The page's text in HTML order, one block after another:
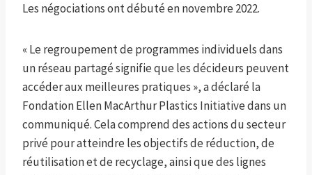
Les négociations ont débuté en novembre 2022.
« Le regroupement de programmes individuels dans
un réseau partagé signifie que les décideurs peuvent
accéder aux meilleures pratiques », a déclaré la
Fondation Ellen MacArthur Plastics Initiative dans un
communiqué. Cela comprend des actions du secteur
privé pour atteindre les objectifs de réduction, de
réutilisation et de recyclage, ainsi que des lignes